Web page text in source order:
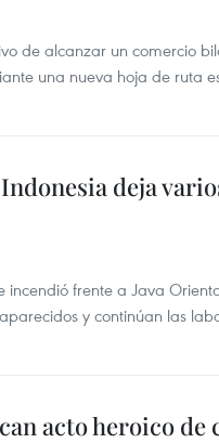
de alcanzar un comercio
una nueva hoja de ruta
deja
incendió frente a Java
y continúan las
acto heroico de